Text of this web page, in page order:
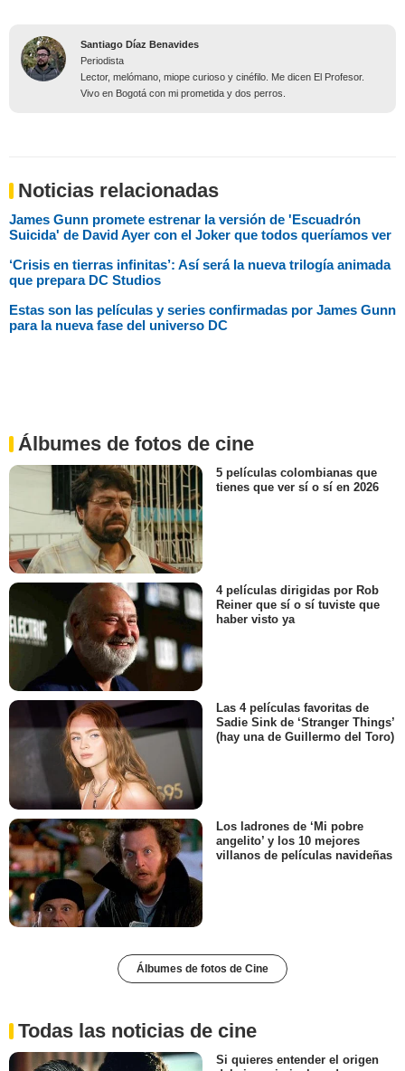
Santiago Díaz Benavides
Periodista
Lector, melómano, miope curioso y cinéfilo. Me dicen El Profesor.
Vivo en Bogotá con mi prometida y dos perros.
Noticias relacionadas
James Gunn promete estrenar la versión de 'Escuadrón
Suicida' de David Ayer con el Joker que todos queríamos ver
‘Crisis en tierras infinitas’: Así será la nueva trilogía animada
que prepara DC Studios
Estas son las películas y series confirmadas por James Gunn
para la nueva fase del universo DC
Álbumes de fotos de cine
5 películas colombianas que
tienes que ver sí o sí en 2026
4 películas dirigidas por Rob
Reiner que sí o sí tuviste que
haber visto ya
Las 4 películas favoritas de
Sadie Sink de ‘Stranger Things’
(hay una de Guillermo del Toro)
Los ladrones de ‘Mi pobre
angelito’ y los 10 mejores
villanos de películas navideñas
Álbumes de fotos de Cine
Todas las noticias de cine
Si quieres entender el origen